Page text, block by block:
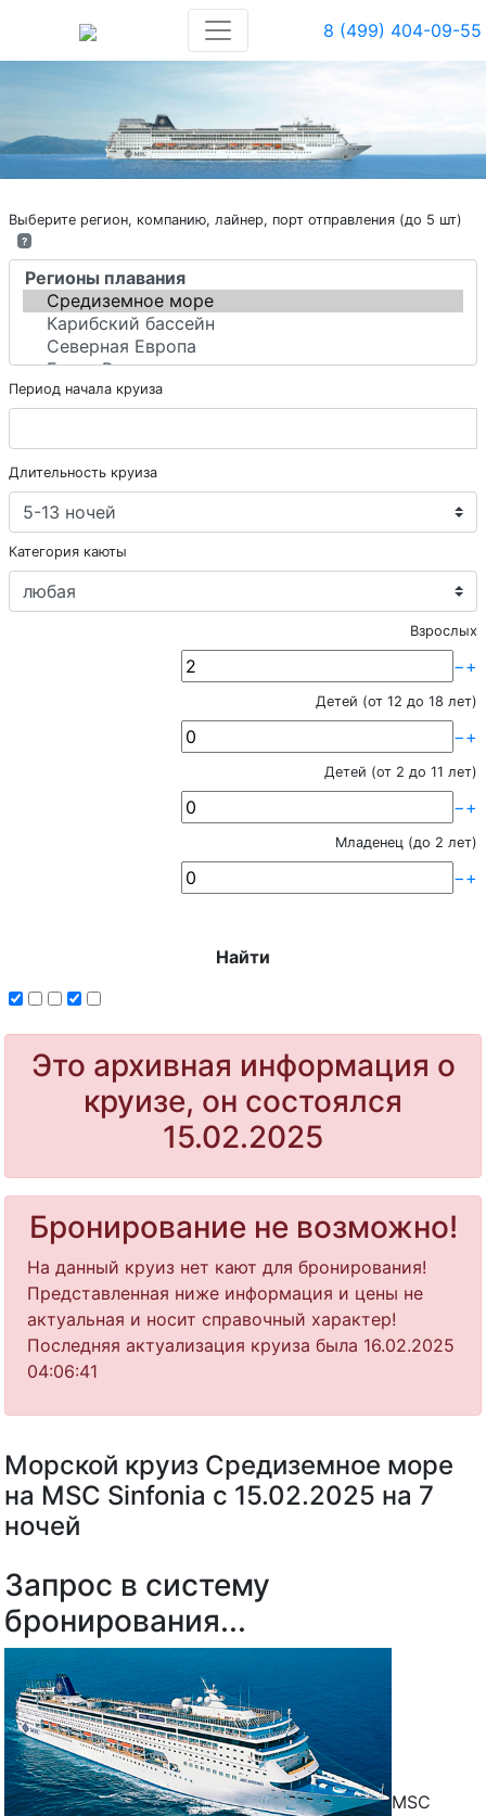
8 (499) 404-09-55
Выберите регион, компанию, лайнер, порт отправления (до 5 шт)
?
Период начала круиза
Длительность круиза
Категория каюты
Взрослых
−+
Детей (от 12 до 18 лет)
−+
Детей (от 2 до 11 лет)
−+
Младенец (до 2 лет)
−+
Найти
Это архивная информация о
круизе, он состоялся
15.02.2025
Бронирование не возможно!
На данный круиз нет кают для бронирования!
Представленная ниже информация и цены не
актуальная и носит справочный характер!
Последняя актуализация круиза была 16.02.2025
04:06:41
Морской круиз Средиземное море
на MSC Sinfonia с 15.02.2025 на 7
ночей
MSC
Запрос в систему
бронирования...